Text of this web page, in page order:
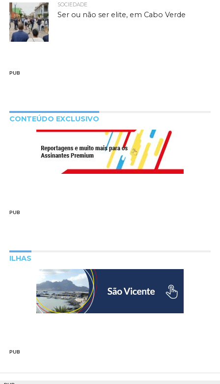
SOCIEDADE
Ser ou não ser elite, em Cabo Verde
PUB
CONTEÚDO EXCLUSIVO
PUB
ILHAS
PUB